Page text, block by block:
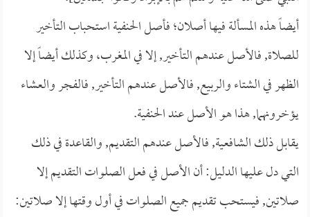
أيضاً هذه المسألة فيها أصلان؛ فأصل الحنفية استحباب التأخير
للصلاة, فالأصل عندهم التأخير, إلا في المغرب، وكذلك أيضاً إلا
الظهر في الشتاء والربيع, فالأصل عندهم التأخير, فالفجر والعشاء
يؤخرونهما, هذا هو الأصل عند الحنفية.
يقابل ذلك الشافعية, فالأصل عندهم التقديم, والقاعدة في ذلك
التي دل عليها الدليل: أن الأصل في فعل الصلوات التقديم إلا
صلاتين, فيستحب تقديم جميع الصلوات في أول وقتها إلا صلاتين: